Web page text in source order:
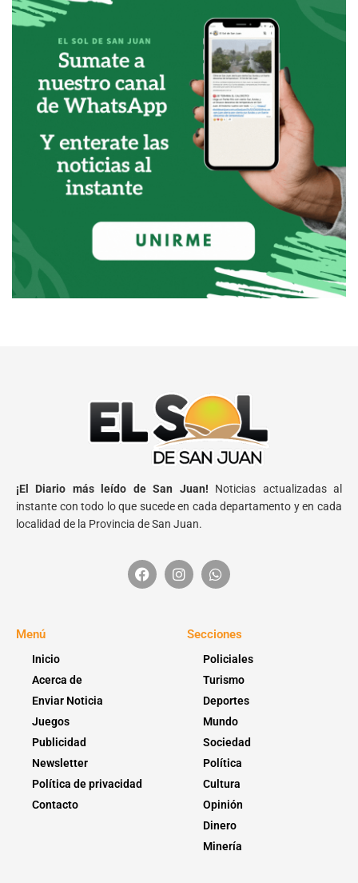
¡El Diario más leído de San Juan! Noticias actualizadas al
instante con todo lo que sucede en cada departamento y en cada
localidad de la Provincia de San Juan.
Menú
Inicio
Acerca de
Enviar Noticia
Juegos
Publicidad
Newsletter
Política de privacidad
Contacto
Secciones
Policiales
Turismo
Deportes
Mundo
Sociedad
Política
Cultura
Opinión
Dinero
Minería